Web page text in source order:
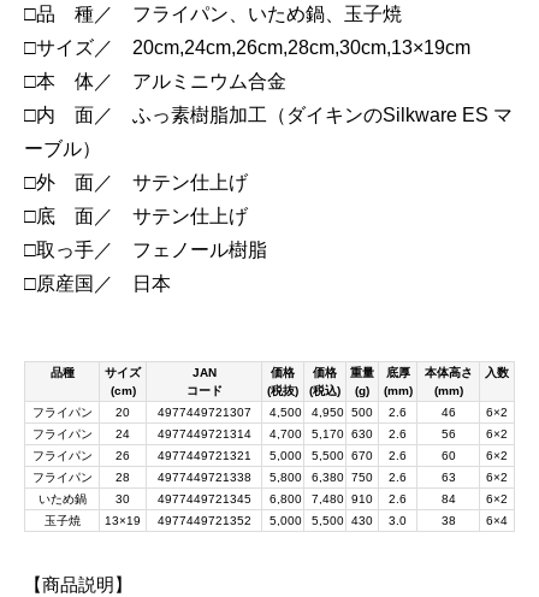
□品 種／ フライパン、いため鍋、玉子焼
□サイズ／ 20cm,24cm,26cm,28cm,30cm,13×19cm
□本 体／ アルミニウム合金
□内 面／ ふっ素樹脂加工（ダイキンのSilkware ES マ
ーブル）
□外 面／ サテン仕上げ
□底 面／ サテン仕上げ
□取っ手／ フェノール樹脂
□原産国／ 日本
品種
サイズ
(cm)
JAN
コード
価格
(税抜)
価格
(税込)
重量
(g)
底厚
(mm)
本体高さ
(mm)
入数
フライパン 20 4977449721307 4,500 4,950 500 2.6 46
6×2
フライパン
24 4977449721314 4,700 5,170 630 2.6 56
6×2
フライパン
26 4977449721321 5,000 5,500 670 2.6 60
6×2
フライパン
28 4977449721338 5,800 6,380 750 2.6 63
6×2
いため鍋
30 4977449721345 6,800 7,480 910 2.6 84
6×2
玉子焼
13×19 4977449721352 5,000 5,500 430 3.0 38 6×4
【商品説明】